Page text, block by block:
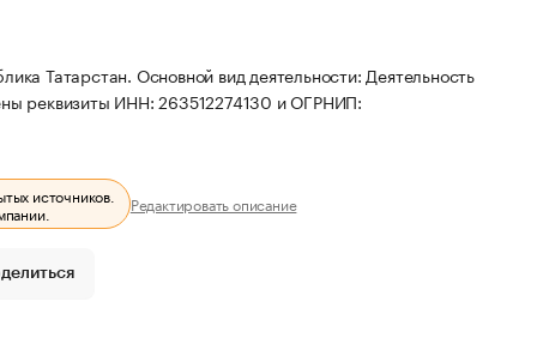
Татарстан. Основной вид деятельности: Деятельность
реквизиты ИНН: 263512274130 и ОГРНИП:
источников.
Редактировать описание